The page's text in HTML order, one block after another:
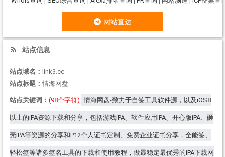
网站直达
站点信息
站点域名： link3.cc
站点标题： 情海网盘
站点关键词： (98个字符) 情海网盘-致力于自签工具软件源，以及iOS8
以上的iPA资源下载和分享，包括游戏iPA、软件应用IPA、开心版iPA、砸
壳IPA等资源的分享和P12个人证书定制、免费企业证书分享，全能签、
轻松签等诸多签名工具的下载和使用教程，做最稳定最优秀的iPA下载网